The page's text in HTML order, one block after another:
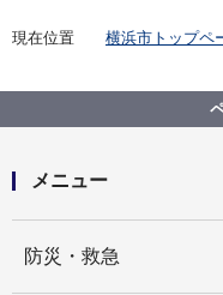
現在位置 横浜市トップペ
メニュー
防災・救急